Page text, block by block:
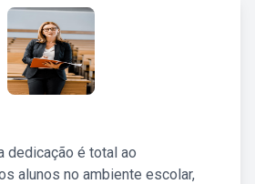
dedicação é total ao
alunos no ambiente escolar,